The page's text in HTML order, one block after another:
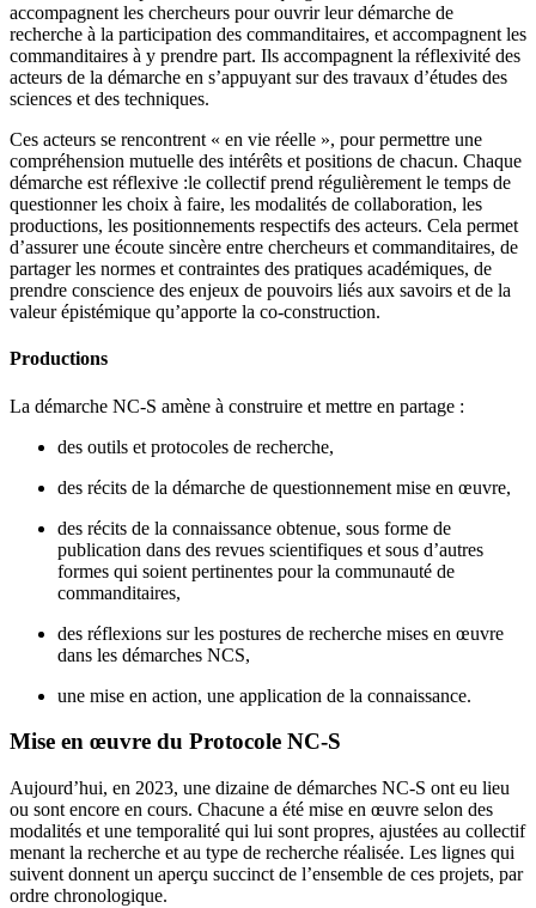
accompagnent les chercheurs pour ouvrir leur démarche de
recherche à la participation des commanditaires, et accompagnent les
commanditaires à y prendre part. Ils accompagnent la réflexivité des
acteurs de la démarche en s’appuyant sur des travaux d’études des
sciences et des techniques.
Ces acteurs se rencontrent « en vie réelle », pour permettre une
compréhension mutuelle des intérêts et positions de chacun. Chaque
démarche est réflexive :le collectif prend régulièrement le temps de
questionner les choix à faire, les modalités de collaboration, les
productions, les positionnements respectifs des acteurs. Cela permet
d’assurer une écoute sincère entre chercheurs et commanditaires, de
partager les normes et contraintes des pratiques académiques, de
prendre conscience des enjeux de pouvoirs liés aux savoirs et de la
valeur épistémique qu’apporte la co-construction.
Productions
La démarche NC-S amène à construire et mettre en partage :
des outils et protocoles de recherche,
des récits de la démarche de questionnement mise en œuvre,
des récits de la connaissance obtenue, sous forme de
publication dans des revues scientifiques et sous d’autres
formes qui soient pertinentes pour la communauté de
commanditaires,
des réflexions sur les postures de recherche mises en œuvre
dans les démarches NCS,
une mise en action, une application de la connaissance.
Mise en œuvre du Protocole NC-S
Aujourd’hui, en 2023, une dizaine de démarches NC-S ont eu lieu
ou sont encore en cours. Chacune a été mise en œuvre selon des
modalités et une temporalité qui lui sont propres, ajustées au collectif
menant la recherche et au type de recherche réalisée. Les lignes qui
suivent donnent un aperçu succinct de l’ensemble de ces projets, par
ordre chronologique.